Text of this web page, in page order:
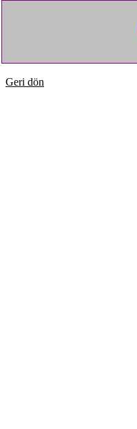
Geri dön